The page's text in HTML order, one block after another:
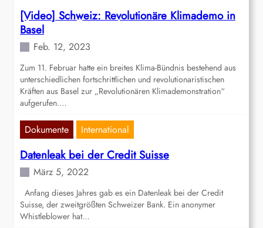
[Video] Schweiz: Revolutionäre Klimademo in
Basel
Feb. 12, 2023
Zum 11. Februar hatte ein breites Klima-Bündnis bestehend aus
unterschiedlichen fortschrittlichen und revolutionaristischen
Kräften aus Basel zur „Revolutionären Klimademonstration“
aufgerufen.…
Dokumente International
Datenleak bei der Credit Suisse
März 5, 2022
Anfang dieses Jahres gab es ein Datenleak bei der Credit
Suisse, der zweitgrößten Schweizer Bank. Ein anonymer
Whistleblower hat…